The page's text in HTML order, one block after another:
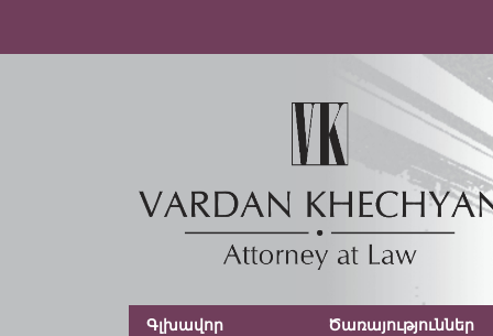
Գլխավոր
Ծառայություններ